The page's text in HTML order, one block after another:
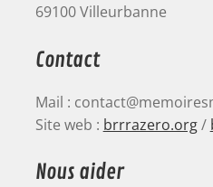
69100 Villeurbanne
Contact
Mail :
Site web : brrrazero.org/
Nous aider